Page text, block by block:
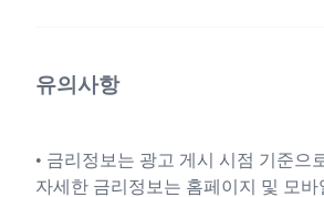
유의사항
• 금리정보는 광고 게시 시점 기준으
자세한 금리정보는 홈페이지 및 모바